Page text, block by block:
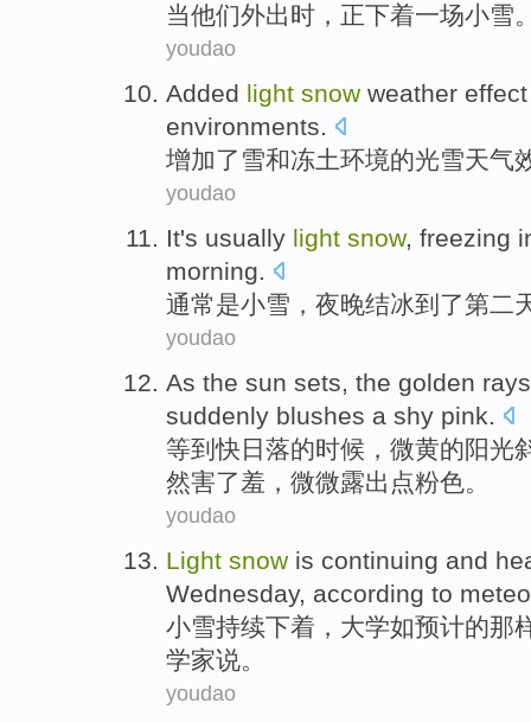
当他们外出时，正下着一场小雪
youdao
Added light snow weather effect
environments.
增加了 雪和冻土环境的光雪天气
youdao
It's usually light snow, freezing
morning.
通常是小雪 ， 夜晚结冰到了第二
youdao
As the sun sets, the golden
suddenly blushes a shy pink.
等到快 日落的时候，微黄的阳光
然害了羞，微微露出点粉色。
youdao
Light snow is continuing and
Wednesday, according to
小雪持续下着 ，大学如预计的那
学家说。
youdao